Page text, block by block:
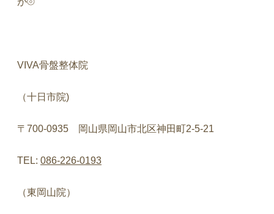
VIVA骨盤整体院
（十日市院)
〒 700-0935 岡山県岡山市北区神田町2-5-21
TEL: 086-226-0193
（東岡山院）